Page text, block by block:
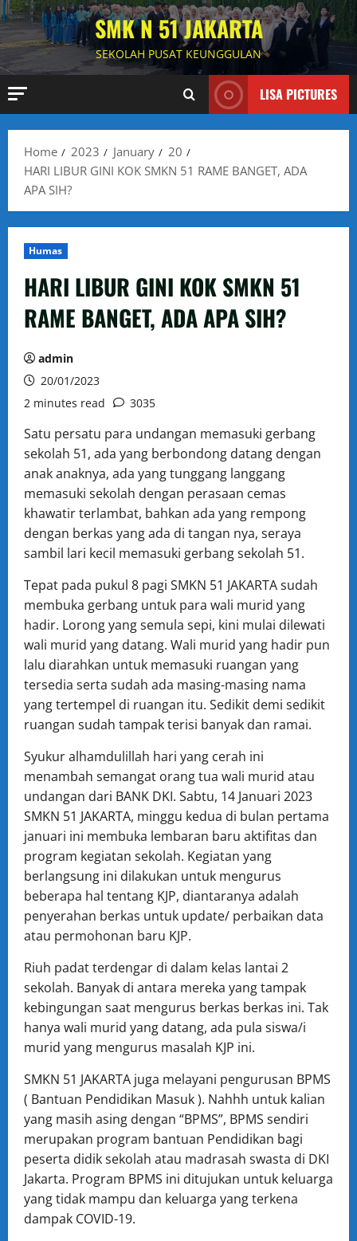
Skip
to
content
SMK N 51 JAKARTA
SEKOLAH PUSAT KEUNGGULAN
LISA PICTURES
Home 2023 January
20
HARI LIBUR GINI KOK SMKN 51 RAME BANGET, ADA
APA SIH?
Humas
HARI LIBUR GINI KOK SMKN 51
RAME BANGET, ADA APA SIH?
admin
20/01/2023
2 minutes read
3035
Satu persatu para undangan memasuki gerbang
sekolah 51, ada yang berbondong datang dengan
anak anaknya, ada yang tunggang langgang
memasuki sekolah dengan perasaan cemas
khawatir terlambat, bahkan ada yang rempong
dengan berkas yang ada di tangan nya, seraya
sambil lari kecil memasuki gerbang sekolah 51.
Tepat pada pukul 8 pagi SMKN 51 JAKARTA sudah
membuka gerbang untuk para wali murid yang
hadir. Lorong yang semula sepi, kini mulai dilewati
wali murid yang datang. Wali murid yang hadir pun
lalu diarahkan untuk memasuki ruangan yang
tersedia serta sudah ada masing-masing nama
yang tertempel di ruangan itu. Sedikit demi sedikit
ruangan sudah tampak terisi banyak dan ramai.
Syukur alhamdulillah hari yang cerah ini
menambah semangat orang tua wali murid atau
undangan dari BANK DKI. Sabtu, 14 Januari 2023
SMKN 51 JAKARTA, minggu kedua di bulan pertama
januari ini membuka lembaran baru aktifitas dan
program kegiatan sekolah. Kegiatan yang
berlangsung ini dilakukan untuk mengurus
beberapa hal tentang KJP, diantaranya adalah
penyerahan berkas untuk update/ perbaikan data
atau permohonan baru KJP.
Riuh padat terdengar di dalam kelas lantai 2
sekolah. Banyak di antara mereka yang tampak
kebingungan saat mengurus berkas berkas ini. Tak
hanya wali murid yang datang, ada pula siswa/i
murid yang mengurus masalah KJP ini.
SMKN 51 JAKARTA juga melayani pengurusan BPMS
( Bantuan Pendidikan Masuk ). Nahhh untuk kalian
yang masih asing dengan “BPMS”, BPMS sendiri
merupakan program bantuan Pendidikan bagi
peserta didik sekolah atau madrasah swasta di DKI
Jakarta. Program BPMS ini ditujukan untuk keluarga
yang tidak mampu dan keluarga yang terkena
dampak COVID-19.